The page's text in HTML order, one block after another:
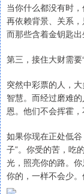
当你什么都没有时
再依赖背景、关系，
而那些含着金钥匙出
第三，接住大财需要
突然中彩票的人，
智慧。而经过磨难
恩。他们不会挥霍，
如果你现在正处低
子”。你受的苦，吃
光，照亮你的路。
你的，一样不会少